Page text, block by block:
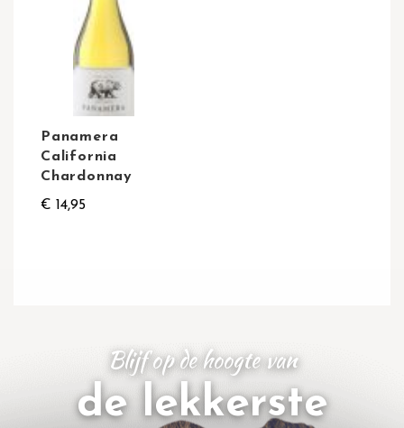
Panamera
California
Chardonnay
€ 14,95
Blijf op de hoogte van
de lekkerste